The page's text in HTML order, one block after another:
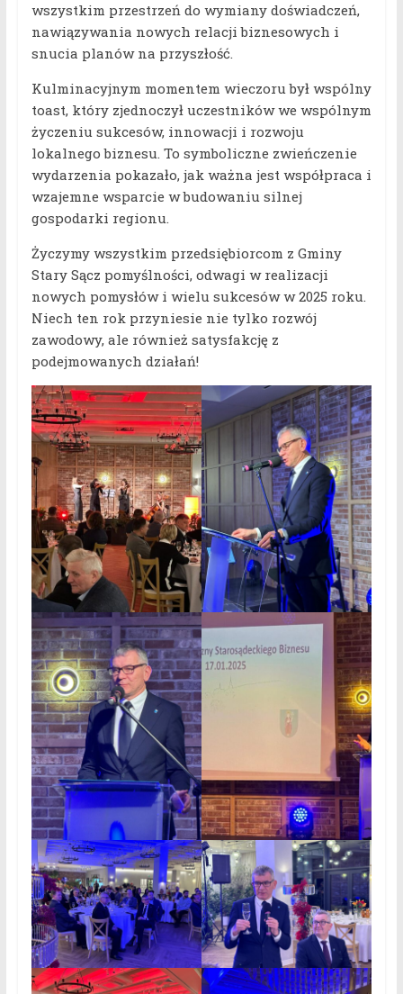
wszystkim przestrzeń do wymiany doświadczeń,
nawiązywania nowych relacji biznesowych i
snucia planów na przyszłość.
Kulminacyjnym momentem wieczoru był wspólny
toast, który zjednoczył uczestników we wspólnym
życzeniu sukcesów, innowacji i rozwoju
lokalnego biznesu. To symboliczne zwieńczenie
wydarzenia pokazało, jak ważna jest współpraca i
wzajemne wsparcie w budowaniu silnej
gospodarki regionu.
Życzymy wszystkim przedsiębiorcom z Gminy
Stary Sącz pomyślności, odwagi w realizacji
nowych pomysłów i wielu sukcesów w 2025 roku.
Niech ten rok przyniesie nie tylko rozwój
zawodowy, ale również satysfakcję z
podejmowanych działań!